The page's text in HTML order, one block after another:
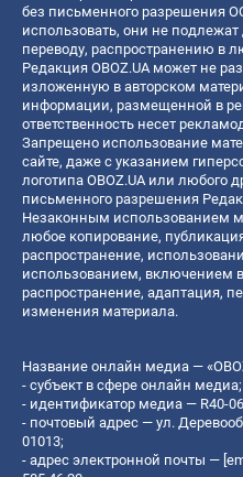
без письменного разрешения
использовать, они не
переводу, распространению в
Редакция OBOZ.UA может не
изложенную в авторском
информации, размещенной в
ответственность несет
Запрещено использование
сайте, даже с указанием
логотипа OBOZ.UA или любого
письменного разрешения
Незаконным использованием
любое копирование,
распространение,
использованием, включением в
распространение, адаптация,
изменения материала.
Название онлайн медиа —
- субъект в сфере онлайн медиа;
- идентификатор медиа — R40-
- почтовый адрес — ул.
01013;
- адрес электронной почты —